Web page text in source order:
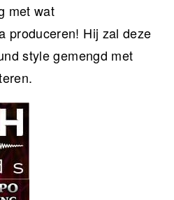
met wat
produceren! Hij zal deze
style gemengd met